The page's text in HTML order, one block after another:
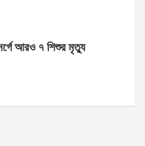
আরও ৭ শিশুর মৃত্যু